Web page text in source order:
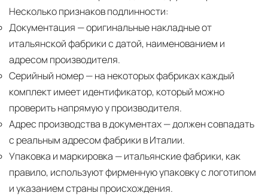
Несколько признаков подлинности:
Документация — оригинальные накладные от
итальянской фабрики с датой, наименованием и
адресом производителя.
Серийный номер— на некоторых фабриках каждый
комплект имеет идентификатор, который можно
проверить напрямую у производителя.
Адрес производства в документах— должен совпадать
с реальным адресом фабрики в Италии.
Упаковка и маркировка — итальянские фабрики, как
правило, используют фирменную упаковку с логотипом
и указанием страны происхождения.